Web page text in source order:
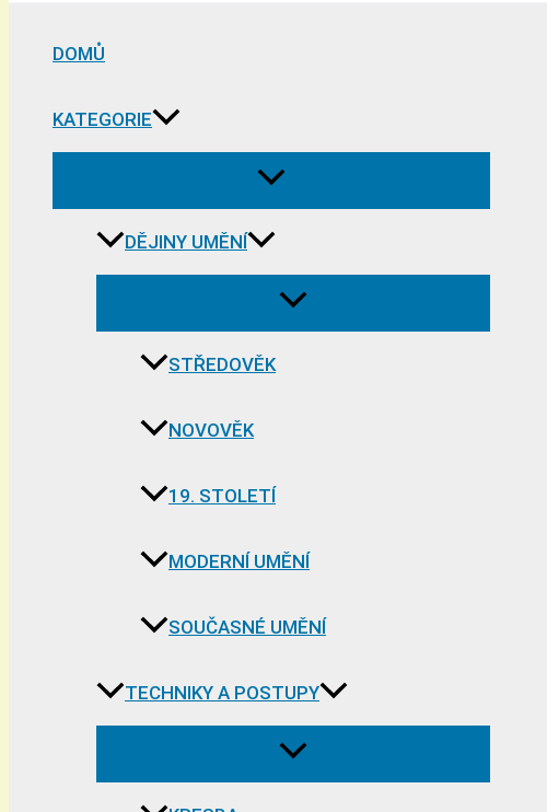
DOMŮ
KATEGORIE
DĚJINY UMĚNÍ
STŘEDOVĚK
NOVOVĚK
19. STOLETÍ
MODERNÍ UMĚNÍ
SOUČASNÉ UMĚNÍ
TECHNIKY A POSTUPY